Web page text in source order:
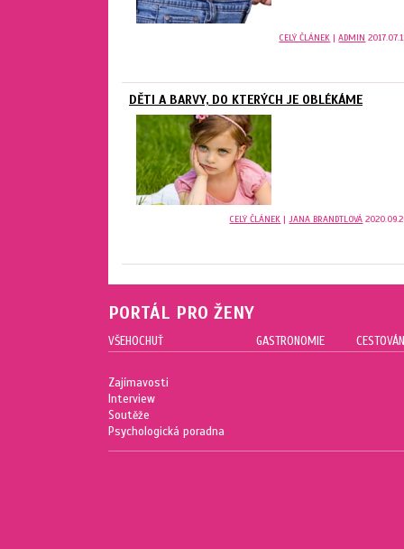
CELÝ ČLÁNEK |ADMIN
DĚTI A BARVY, DO KTERÝCH JE OBLÉKÁME
CELÝ ČLÁNEK |JANA BRANDTLOVÁ
PORTÁL PRO ŽENY
VŠEHOCHUŤ
Zajímavosti
Interview
Soutěže
Psychologická poradna
GASTRONOMIE